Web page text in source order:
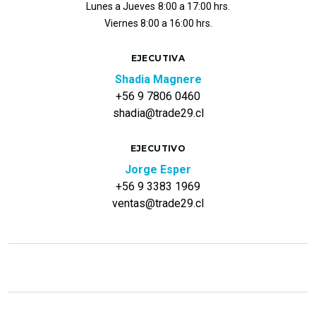
Lunes a Jueves 8:00 a 17:00 hrs.
Viernes 8:00 a 16:00 hrs.
EJECUTIVA
Shadia Magnere
+56 9 7806 0460
shadia@trade29.cl
EJECUTIVO
Jorge Esper
+56 9 3383 1969
ventas@trade29.cl